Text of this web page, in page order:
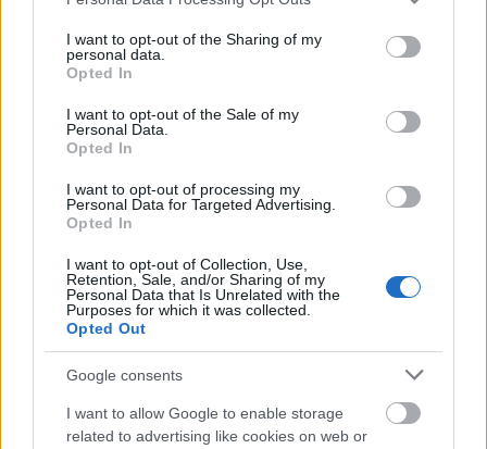
not limited to your visit or usage behaviour. You may click to
grant or deny consent to Google and its third-party tags to
use your data for below specified purposes in below Google
consent section.
I want to opt-out of the Sharing of my
personal data.
Opted In
I want to opt-out of the Sale of my
Personal Data.
Opted In
I want to opt-out of processing my
Personal Data for Targeted Advertising.
Opted In
I want to opt-out of Collection, Use,
Retention, Sale, and/or Sharing of my
Personal Data that Is Unrelated with the
Purposes for which it was collected.
Opted Out
Google consents
I want to allow Google to enable storage
related to advertising like cookies on web or
Ez itt tehát a High Ride: